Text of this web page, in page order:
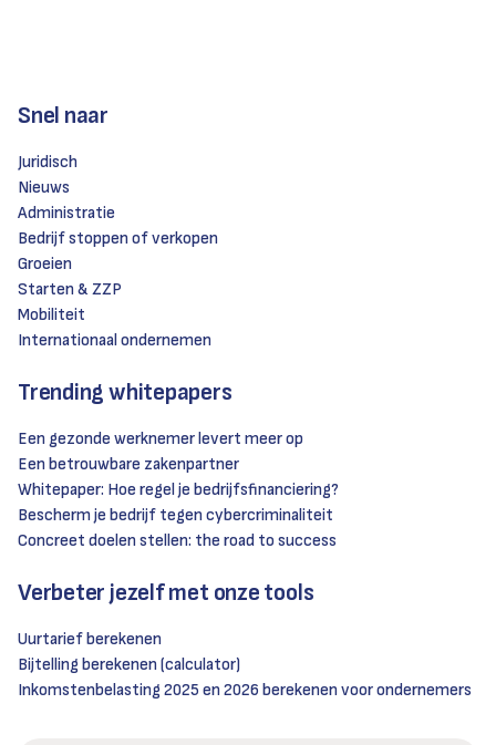
Snel naar
Juridisch
Nieuws
Administratie
Bedrijf stoppen of verkopen
Groeien
Starten & ZZP
Mobiliteit
Internationaal ondernemen
Trending whitepapers
Een gezonde werknemer levert meer op
Een betrouwbare zakenpartner
Whitepaper: Hoe regel je bedrijfsfinanciering?
Bescherm je bedrijf tegen cybercriminaliteit
Concreet doelen stellen: the road to success
Verbeter jezelf met onze tools
Uurtarief berekenen
Bijtelling berekenen (calculator)
Inkomstenbelasting 2025 en 2026 berekenen voor ondernemers